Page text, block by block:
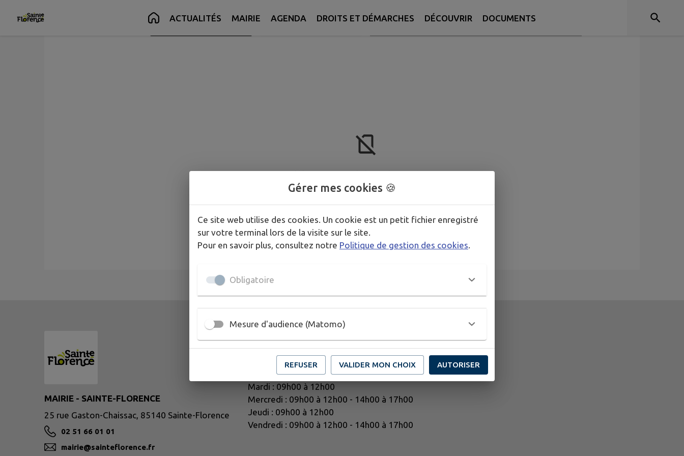
Contenu Pied de page
ACTUALITÉS MAIRIE AGENDA DROITS ET DÉMARCHES DÉCOUVRIR DOCUMENTS
Rechercher
MAIRIE - SAINTE-FLORENCE
25 rue Gaston-Chaissac, 85140 Sainte-Florence
02 51 66 01 01
mairie@sainteflorence.fr
Horaires d'ouverture :
Lundi : 09h00 à 12h00 - 14h00 à 17h00
Mardi : 09h00 à 12h00
Mercredi : 09h00 à 12h00 - 14h00 à 17h00
Jeudi : 09h00 à 12h00
Vendredi : 09h00 à 12h00 - 14h00 à 17h00
Gérer mes cookies 🍪
Ce site web utilise des cookies. Un cookie est un petit fichier enregistré
sur votre terminal lors de la visite sur le site.
Pour en savoir plus, consultez notre Politique de gestion des cookies
Obligatoire
Mesure d'audience (Matomo)
REFUSER VALIDER MON CHOIX AUTORISER